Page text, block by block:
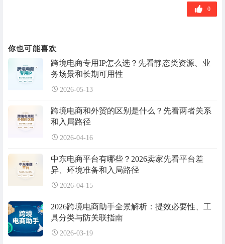
0
你也可能喜欢
跨境电商专用IP怎么选？先看静态类资源、业
务场景和长期可用性
2026-05-13
跨境电商和外贸的区别是什么？先看两者关系
和入局路径
2026-04-16
中东电商平台有哪些？2026卖家先看平台差
异、环境准备和入局路径
2026-04-15
2026跨境电商助手全景解析：提效必要性、工
具分类与防关联指南
2026-03-19